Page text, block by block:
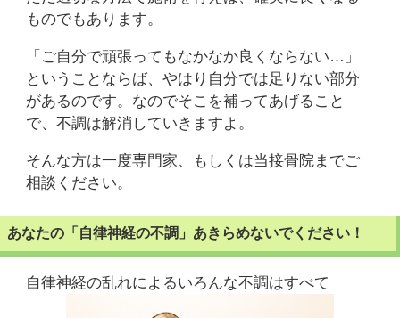
ものでもあります。
「ご自分で頑張ってもなかなか良くならない…」
ということならば、やはり自分では足りない部分
があるのです。なのでそこを補ってあげること
で、不調は解消していきますよ。
そんな方は一度専門家、もしくは当接骨院までご
相談ください。
あなたの「自律神経の不調」あきらめないでください！
自律神経の乱れによるいろんな不調はすべて